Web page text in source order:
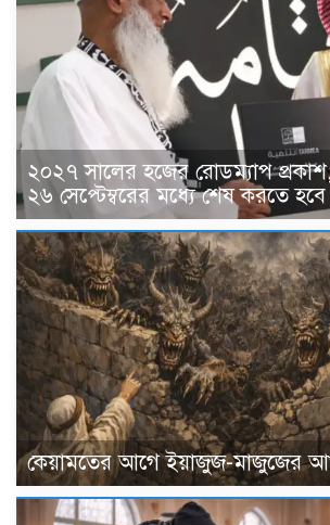
২০২৭ সালের হজের রোডম্যাপ
২৬ সেপ্টেম্বরের মধ্যে শেষ করতে হবে
কেয়ামতের আগে ইয়াজুজ-মাজুজের